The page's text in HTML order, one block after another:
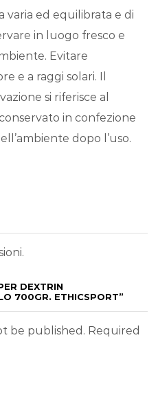
varia ed equilibrata e di
in luogo fresco e
Evitare
e a raggi solari. Il
si riferisce al
in confezione
dopo l’uso.
DEXTRIN
700GR. ETHICSPORT”
be published. Required